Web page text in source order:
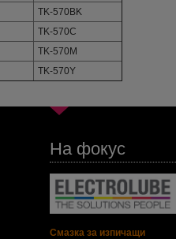
TK-570BK
TK-570C
TK-570M
TK-570Y
На фокус
Смазка за изпичащи